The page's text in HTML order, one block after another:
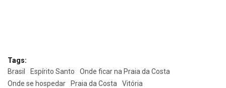
Tags:
Brasil
Espírito Santo
Onde ficar na Praia da Costa
Onde se hospedar
Praia da Costa Vitória